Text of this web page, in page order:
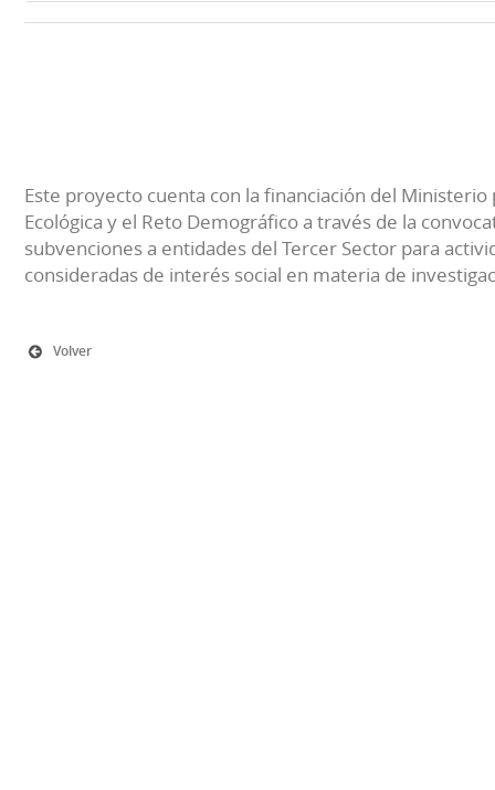
Este proyecto cuenta con la financiación del Ministerio
Ecológica y el Reto Demográfico a través de la
subvenciones a entidades del Tercer Sector para
consideradas de interés social en materia de
Volver